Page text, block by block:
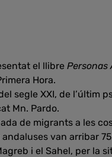
el llibre Personas
Hora.
segle XXI, de l’últim
Mn. Pardo.
de migrants a les
andaluses van arribar
i el Sahel, per la